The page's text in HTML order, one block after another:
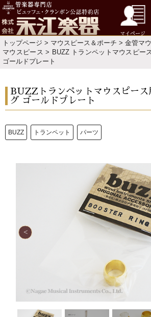
マイページ
トップページ > マウスピース＆ポーチ > 金管マ
マウスピース > BUZZ トランペットマウスピー
ゴールドプレート
BUZZトランペットマウスピース
グ ゴールドプレート
BUZZ トランペット パーツ
演奏会のお知らせ
サポー
会社紹
プライ